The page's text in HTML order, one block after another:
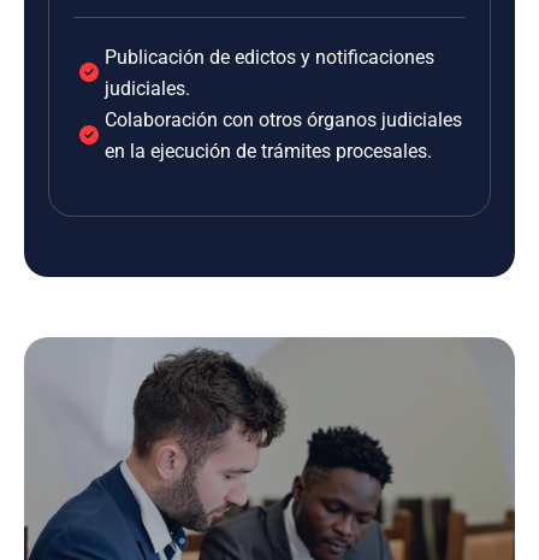
Publicación de edictos y notificaciones
judiciales.
Colaboración con otros órganos judiciales
en la ejecución de trámites procesales.